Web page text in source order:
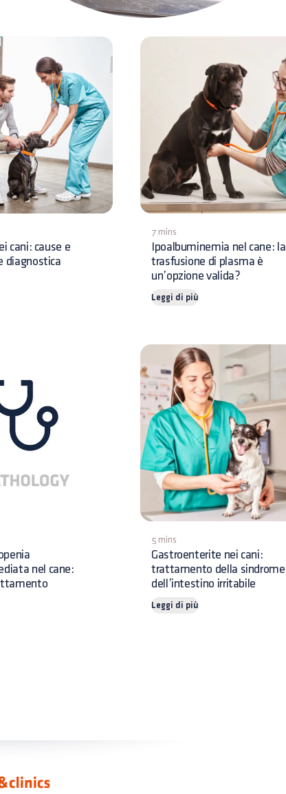
cani: cause e
diagnostica
7 mins
Ipoalbuminemia nel cane: la
trasfusione di plasma è
un’opzione valida?
Leggi di più
nel cane:
5 mins
Gastroenterite nei cani:
trattamento della sindrome
dell’intestino irritabile
Leggi di più